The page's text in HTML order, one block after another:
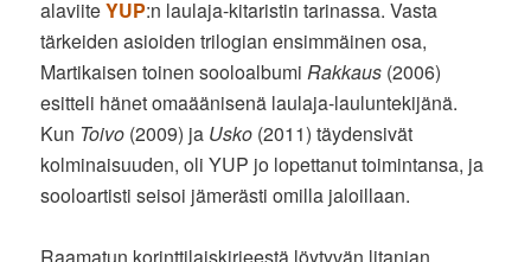
alaviiteYUP:n laulaja-kitaristin tarinassa. Vasta
tärkeiden asioiden trilogian ensimmäinen osa,
Martikaisen toinen sooloalbumiRakkaus (2006)
esitteli hänet omaäänisenä laulaja-lauluntekijänä.
Kun Toivo (2009) ja Usko (2011) täydensivät
kolminaisuuden, oli YUP jo lopettanut toimintansa, ja
sooloartisti seisoi jämerästi omilla jaloillaan.